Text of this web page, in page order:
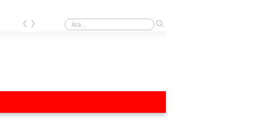
Yağ lekesi yağlı mutfak dolapları neyle silinir?
‹ ›